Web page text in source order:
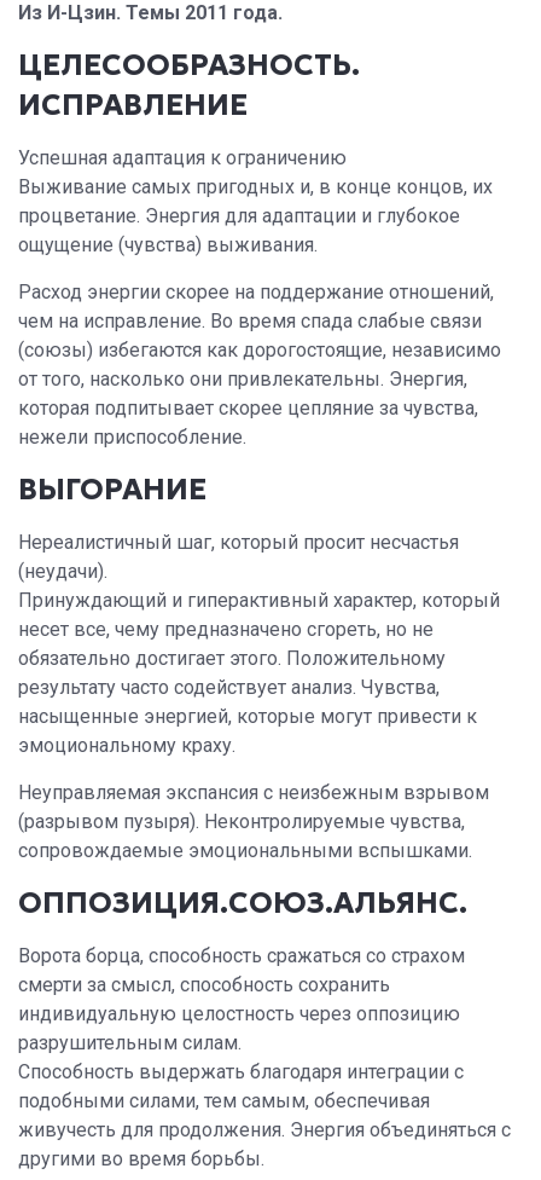
Из И-Цзин. Темы 2011 года.
ЦЕЛЕСООБРАЗНОСТЬ.
ИСПРАВЛЕНИЕ
Успешная адаптация к ограничению
Выживание самых пригодных и, в конце концов, их
процветание. Энергия для адаптации и глубокое
ощущение (чувства) выживания.
Расход энергии скорее на поддержание отношений,
чем на исправление. Во время спада слабые связи
(союзы) избегаются как дорогостоящие, независимо
от того, насколько они привлекательны. Энергия,
которая подпитывает скорее цепляние за чувства,
нежели приспособление.
ВЫГОРАНИЕ
Нереалистичный шаг, который просит несчастья
(неудачи).
Принуждающий и гиперактивный характер, который
несет все, чему предназначено сгореть, но не
обязательно достигает этого. Положительному
результату часто содействует анализ. Чувства,
насыщенные энергией, которые могут привести к
эмоциональному краху.
Неуправляемая экспансия с неизбежным взрывом
(разрывом пузыря). Неконтролируемые чувства,
сопровождаемые эмоциональными вспышками.
ОППОЗИЦИЯ.СОЮЗ.АЛЬЯНС.
Ворота борца, способность сражаться со страхом
смерти за смысл, способность сохранить
индивидуальную целостность через оппозицию
разрушительным силам.
Способность выдержать благодаря интеграции с
подобными силами, тем самым, обеспечивая
живучесть для продолжения. Энергия объединяться с
другими во время борьбы.